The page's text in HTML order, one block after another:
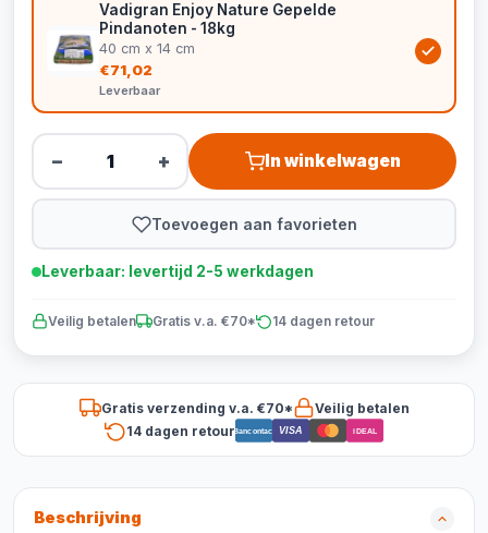
Vadigran Enjoy Nature Gepelde
Pindanoten - 18kg
40 cm x 14 cm
€71,02
Leverbaar
− + In winkelwagen
Toevoegen aan favorieten
Leverbaar: levertijd 2-5 werkdagen
Veilig betalen Gratis v.a. €70* 14 dagen retour
Gratis verzending v.a. €70*
Veilig betalen
14 dagen retourBancontact VISA iDEAL
Beschrijving